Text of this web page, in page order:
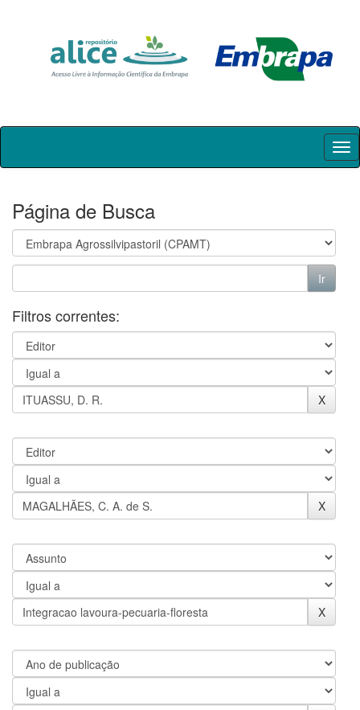
Skip
Página de Busca
Filtros correntes: